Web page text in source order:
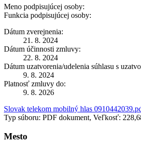
Meno podpisujúcej osoby:
Funkcia podpisujúcej osoby:
Dátum zverejnenia:
21. 8. 2024
Dátum účinnosti zmluvy:
22. 8. 2024
Dátum uzatvorenia/udelenia súhlasu s
9. 8. 2024
Platnosť zmluvy do:
9. 8. 2026
Slovak telekom mobilný hlas
Typ súboru: PDF dokument, Veľkosť:
Mesto